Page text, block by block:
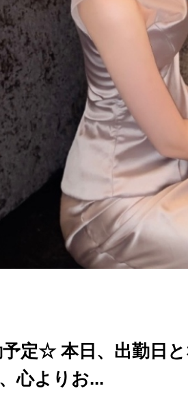
定☆ 本日、出勤日
心よりお...